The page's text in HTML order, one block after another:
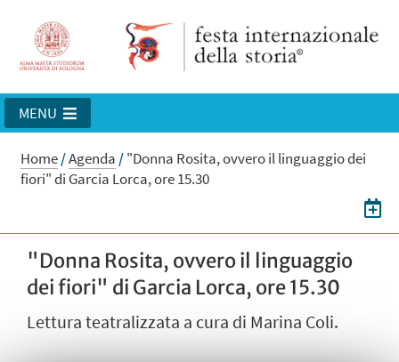
MENU
Home/Agenda /"Donna Rosita, ovvero il linguaggio dei
fiori" di Garcia Lorca, ore 15.30
"Donna Rosita, ovvero il linguaggio
dei fiori" di Garcia Lorca, ore 15.30
Lettura teatralizzata a cura di Marina Coli.